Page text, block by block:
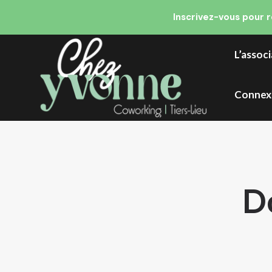
Inscrivez-vous pour